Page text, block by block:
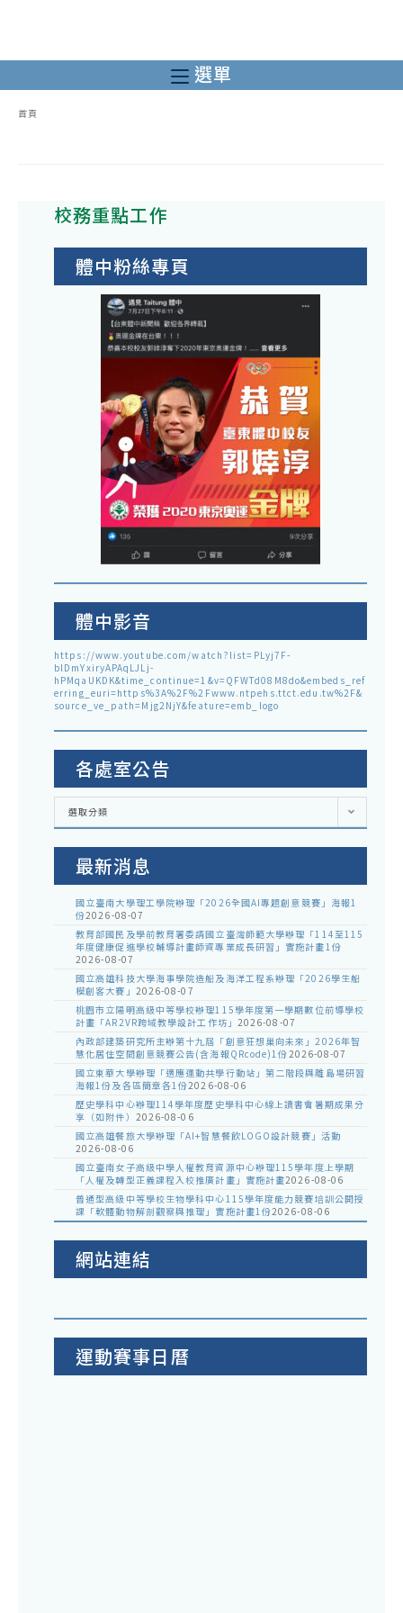
至
主
選單
首頁
校務重點工作
體中粉絲專頁
體中影音
https://www.youtube.com/watch?list=PLyj7F-
blDmYxiryAPAqLJLj-
hPMqaUKDK&time_continue=1&v=QFWTd08M8do&embeds_ref
erring_euri=https%3A%2F%2Fwww.ntpehs.ttct.edu.tw%2F&
source_ve_path=Mjg2NjY&feature=emb_logo
各處室公告
各
室
選取分類
最新消息
國立臺南大學理工學院辦理「2026全國AI專題創意競賽」海報1
份2026-08-07
教育部國民及學前教育署委請國立臺灣師範大學辦理「114至115
年度健康促進學校輔導計畫師資專業成長研習」實施計畫1份
2026-08-07
國立高雄科技大學海事學院造船及海洋工程系辦理「2026學生船
模創客大賽」 2026-08-07
桃園市立陽明高級中等學校辦理115學年度第一學期數位前導學校
計畫「AR2VR跨域教學設計工作坊」 2026-08-07
內政部建築研究所主辦第十九屆「創意狂想巢向未來」2026年智
慧化居住空間創意競賽公告(含海報QRcode)1份2026-08-07
國立東華大學辦理「適應運動共學行動站」第二階段與離島場研習
海報1份及各區簡章各1份2026-08-06
歷史學科中心辦理114學年度歷史學科中心線上讀書會暑期成果分
享（如附件） 2026-08-06
國立高雄餐旅大學辦理「AI+智慧餐飲LOGO設計競賽」活動
2026-08-06
國立臺南女子高級中學人權教育資源中心辦理115學年度上學期
「人權及轉型正義課程入校推廣計畫」實施計畫2026-08-06
普通型高級中等學校生物學科中心115學年度能力競賽培訓公開授
課「軟體動物解剖觀察與推理」實施計畫1份2026-08-06
網站連結
運動賽事日曆